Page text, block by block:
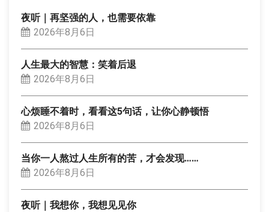
夜听｜再坚强的人，也需要依靠
2026年8月6日
人生最大的智慧：笑着后退
2026年8月6日
心烦睡不着时，看看这5句话，让你心静顿悟
2026年8月6日
当你一人熬过人生所有的苦，才会发现……
2026年8月6日
夜听｜我想你，我想见见你